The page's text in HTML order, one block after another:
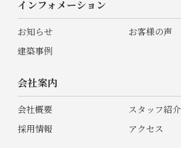
インフォメーション
お知らせ
お客様の声
建築事例
会社案内
会社概要
スタッフ紹介
採用情報
アクセス